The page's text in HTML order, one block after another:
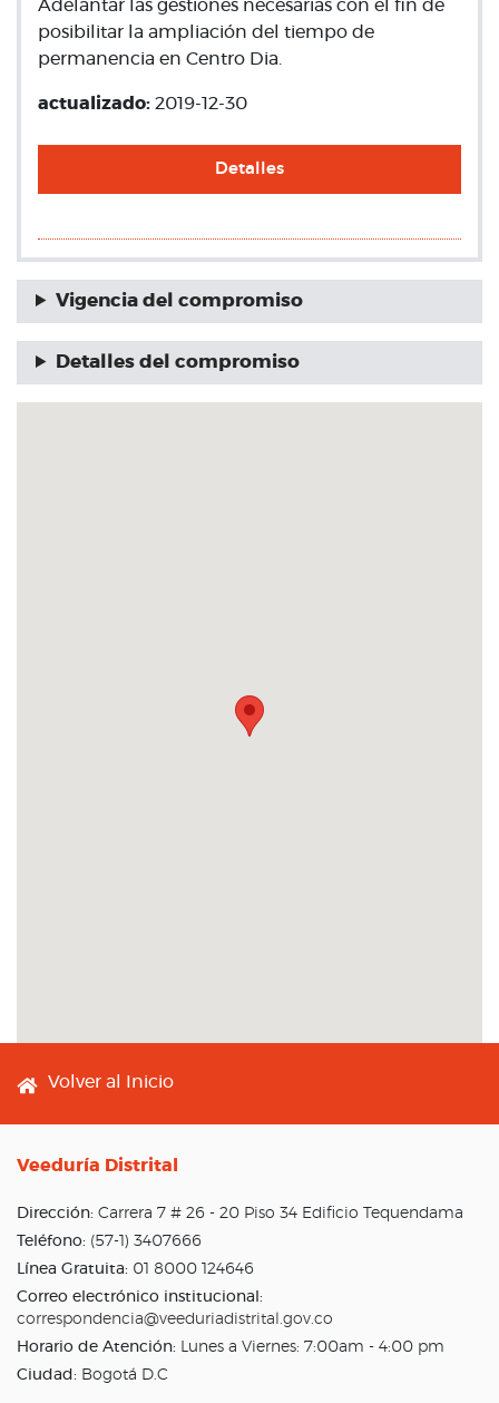
Adelantar las gestiones necesarias con el fin de
posibilitar la ampliación del tiempo de
permanencia en Centro Dia.
actualizado: 2019-12-30
Detalles
Vigencia del compromiso
Detalles del compromiso
Footer menu
Volver al Inicio
Veeduría Distrital
Dirección: Carrera 7 # 26 - 20 Piso 34 Edificio Tequendama
Teléfono: (57-1) 3407666
Línea Gratuita: 01 8000 124646
Correo electrónico institucional:
correspondencia@veeduriadistrital.gov.co
Horario de Atención: Lunes a Viernes: 7:00am - 4:00 pm
Ciudad: Bogotá D.C